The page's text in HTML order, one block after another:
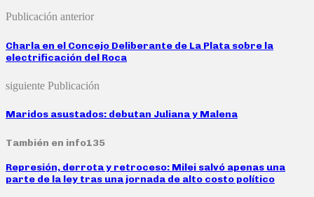
Publicación anterior
Charla en el Concejo Deliberante de La Plata sobre la
electrificación del Roca
siguiente Publicación
Maridos asustados: debutan Juliana y Malena
También en info135
Represión, derrota y retroceso: Milei salvó apenas una
parte de la ley tras una jornada de alto costo político